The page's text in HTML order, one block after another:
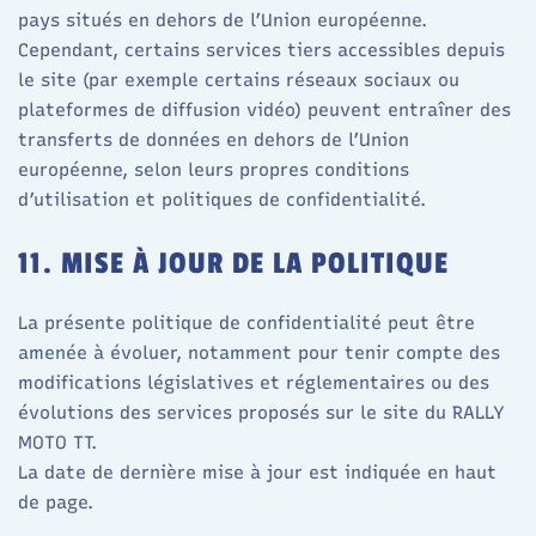
pays situés en dehors de l’Union européenne.​
Cependant, certains services tiers accessibles depuis
le site (par exemple certains réseaux sociaux ou
plateformes de diffusion vidéo) peuvent entraîner des
transferts de données en dehors de l’Union
européenne, selon leurs propres conditions
d’utilisation et politiques de confidentialité.​
11. MISE À JOUR DE LA POLITIQUE
La présente politique de confidentialité peut être
amenée à évoluer, notamment pour tenir compte des
modifications législatives et réglementaires ou des
évolutions des services proposés sur le site du RALLY
MOTO TT.
La date de dernière mise à jour est indiquée en haut
de page.